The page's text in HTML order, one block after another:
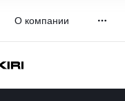
О компании